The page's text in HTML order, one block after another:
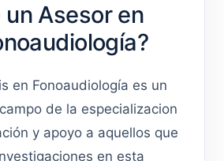
un Asesor en
en Fonoaudiología es un
de la especializacion
y apoyo a aquellos que
en esta